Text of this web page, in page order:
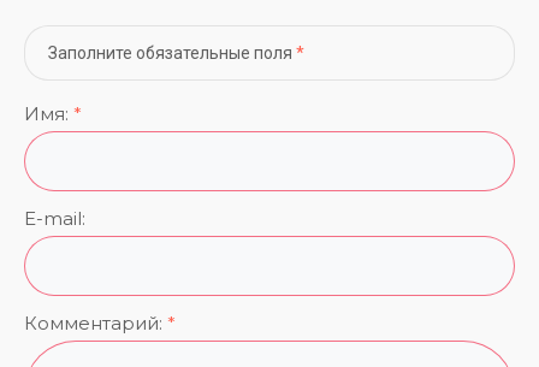
Заполните обязательные поля *
Имя: *
E-mail:
Комментарий: *